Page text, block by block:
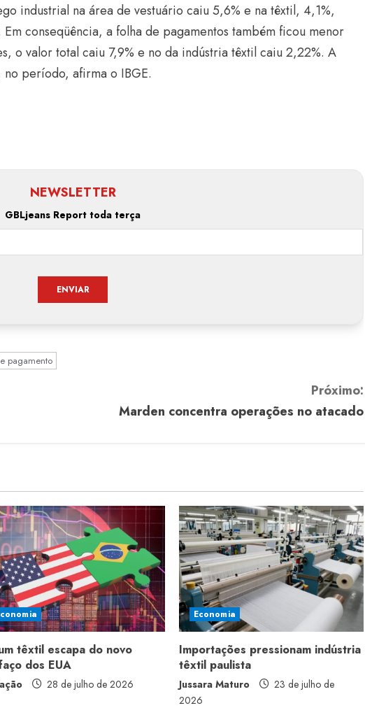
industrial na área de vestuário caiu 5,6% e na têxtil, 4,1%,
conseqüência, a folha de pagamentos também ficou menor
o valor total caiu 7,9% e no da indústria têxtil caiu 2,22%. A
período, afirma o IBGE.
NEWSLETTER
GBLjeans Report toda terça
pagamento
Próximo:
Marden concentra operações no atacado
têxtil escapa do novo
dos EUA
28 de julho de 2026
Economia
Importações pressionam indústria
têxtil paulista
Jussara Maturo
23 de julho de
2026